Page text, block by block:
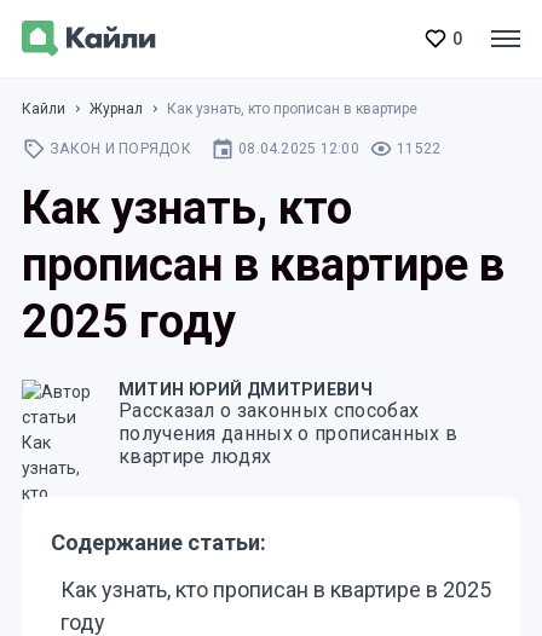
0
Кайли Журнал Как узнать, кто прописан в квартире
ЗАКОН И ПОРЯДОК 08.04.2025 12:00 11522
Как узнать, кто
прописан в квартире в
2025 году
МИТИН ЮРИЙ ДМИТРИЕВИЧ
Рассказал о законных способах
получения данных о прописанных в
квартире людях
Содержание статьи:
Как узнать, кто прописан в квартире в 2025
году